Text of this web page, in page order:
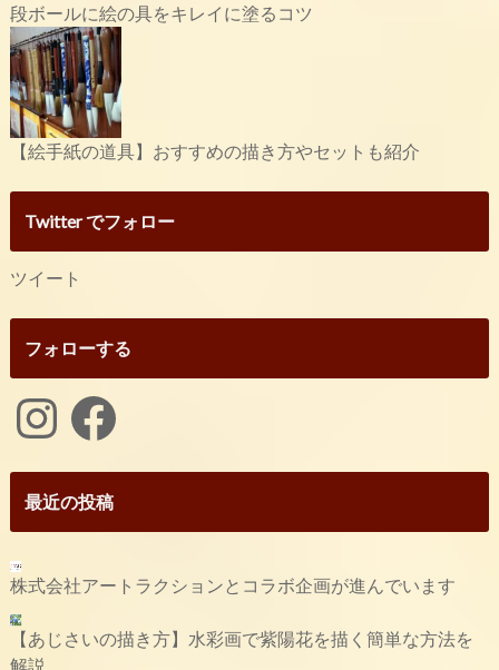
段ボールに絵の具をキレイに塗るコツ
【絵手紙の道具】おすすめの描き方やセットも紹介
Twitter でフォロー
ツイート
フォローする
InstagramFacebook
最近の投稿
株式会社アートラクションとコラボ企画が進んでいます
【あじさいの描き方】水彩画で紫陽花を描く簡単な方法を
解説